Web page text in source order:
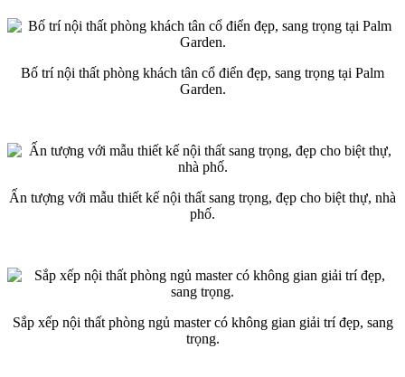
Bố trí nội thất phòng khách tân cổ điển đẹp, sang trọng tại Palm
Garden.
Ấn tượng với mẫu thiết kế nội thất sang trọng, đẹp cho biệt thự, nhà
phố.
Sắp xếp nội thất phòng ngủ master có không gian giải trí đẹp, sang
trọng.